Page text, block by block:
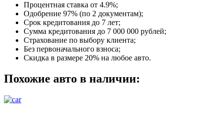
Процентная ставка от 4.9%;
Одобрение 97% (по 2 документам);
Срок кредитования до 7 лет;
Сумма кредитования до 7 000 000 рублей;
Страхование по выбору клиента;
Без первоначального взноса;
Скидка в размере 20% на любое авто.
Похожие авто в наличии: